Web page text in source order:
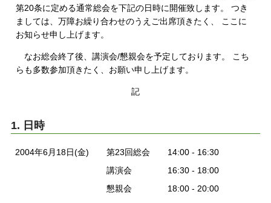
第20条に定める通常総会を下記の日時に開催致します。 つき
ましては、万障お繰り合わせのうえご出席頂きたく、 ここに
お知らせ申し上げます。
なお総会終了後、講演会/懇親会を予定しております。 こち
らも多数参加頂きたく、お願い申し上げます。
記
1. 日時
2004年6月18日(金) 第23回総会
14:00 - 16:30
講演会
16:30 - 18:00
懇親会
18:00 - 20:00